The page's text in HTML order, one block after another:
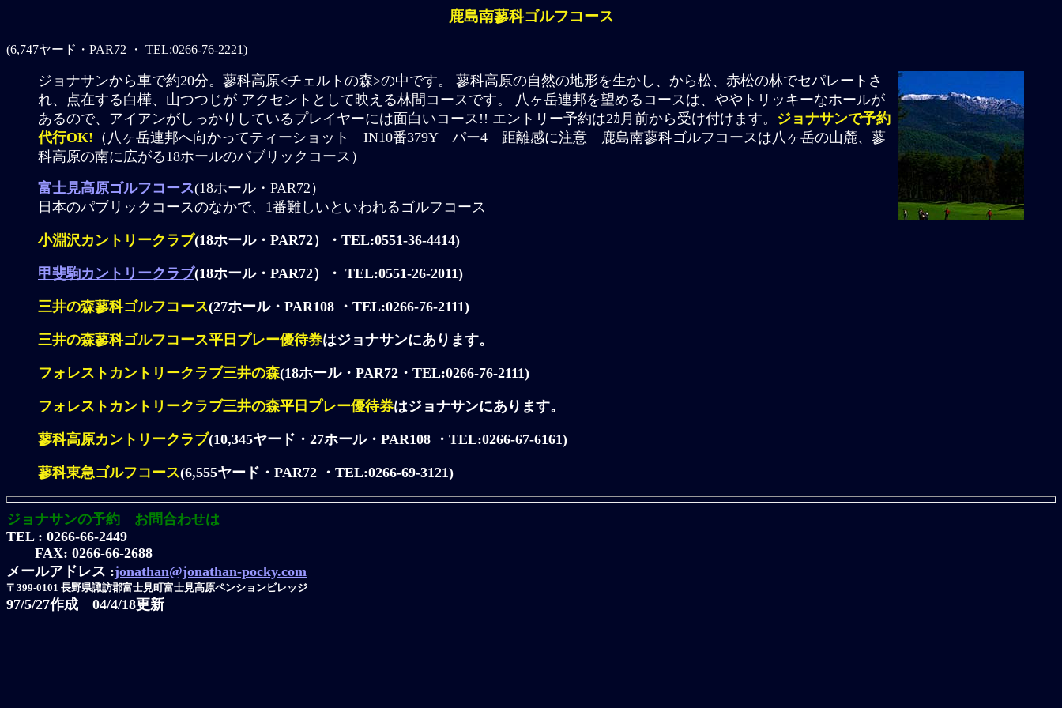
鹿島南蓼科ゴルフコース
(6,747ヤード・PAR72 ・ TEL:0266-76-2221)
ジョナサンから車で約20分。蓼科高原<チェルトの森>の中です。 蓼科高原の自然の地形を生かし、から松、赤松の林でセパレートさ
れ、点在する白樺、山つつじが アクセントとして映える林間コースです。 八ヶ岳連邦を望めるコースは、ややトリッキーなホールが
あるので、アイアンがしっかりしているプレイヤーには面白いコース!! エントリー予約は2ｶ月前から受け付けます。 ジョナサンで予約
代行OK! （八ヶ岳連邦へ向かってティーショット IN10番379Y パー4 距離感に注意 鹿島南蓼科ゴルフコースは八ヶ岳の山麓、蓼
科高原の南に広がる18ホールのパブリックコース）
富士見高原ゴルフコース(18ホール・PAR72）
日本のパブリックコースのなかで、1番難しいといわれるゴルフコース
小淵沢カントリークラブ(18ホール・PAR72）・TEL:0551-36-4414)
甲斐駒カントリークラブ(18ホール・PAR72）・ TEL:0551-26-2011)
三井の森蓼科ゴルフコース(27ホール・PAR108 ・TEL:0266-76-2111)
三井の森蓼科ゴルフコース平日プレー優待券はジョナサンにあります。
フォレストカントリークラブ三井の森(18ホール・PAR72・TEL:0266-76-2111)
フォレストカントリークラブ三井の森平日プレー優待券はジョナサンにあります。
蓼科高原カントリークラブ(10,345ヤード・27ホール・PAR108 ・TEL:0266-67-6161)
蓼科東急ゴルフコース(6,555ヤード・PAR72 ・TEL:0266-69-3121)
ジョナサンの予約 お問合わせは
TEL : 0266-66-2449
FAX: 0266-66-2688
メールアドレス :jonathan@jonathan-pocky.com
〒399-0101 長野県諏訪郡富士見町富士見高原ペンションビレッジ
97/5/27作成 04/4/18更新